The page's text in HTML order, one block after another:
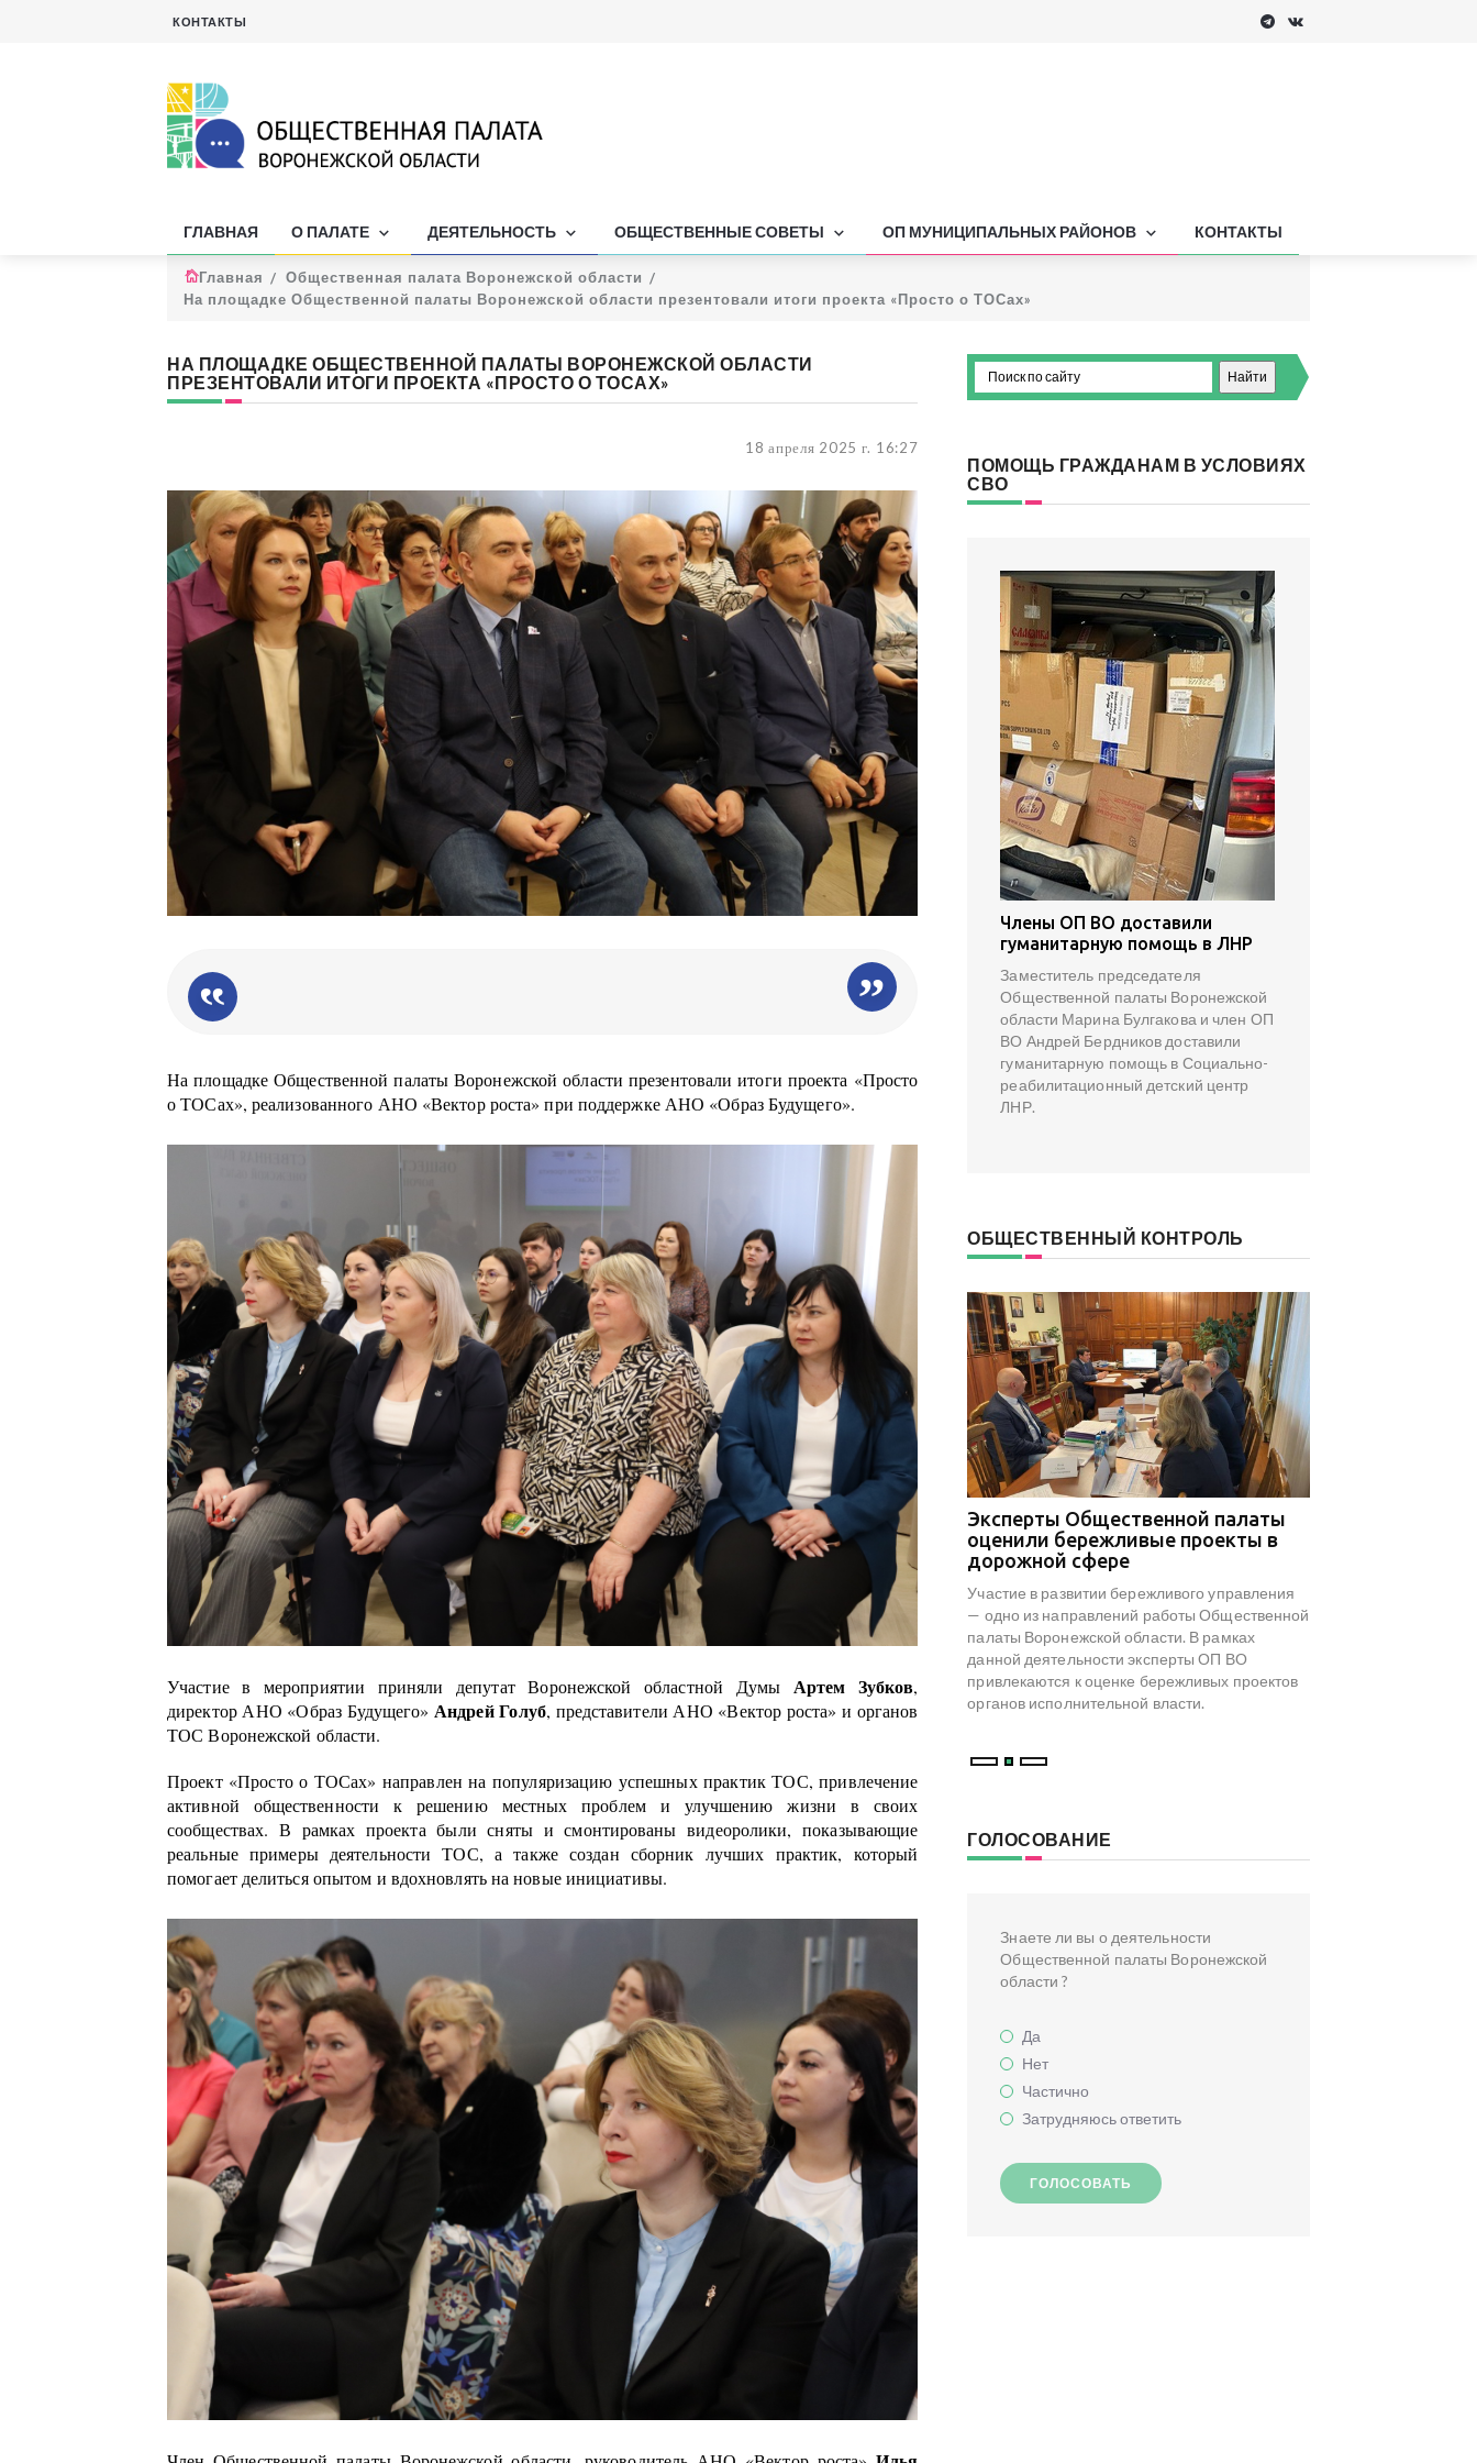
КОНТАКТЫ
ГЛАВНАЯ О ПАЛАТЕ ДЕЯТЕЛЬНОСТЬ ОБЩЕСТВЕННЫЕ СОВЕТЫ ОП МУНИЦИПАЛЬНЫХ РАЙОНОВ КОНТАКТЫ
Главная
Общественная палата Воронежской области
На площадке Общественной палаты Воронежской области презентовали итоги проекта «Просто о ТОСах»
НА ПЛОЩАДКЕ ОБЩЕСТВЕННОЙ ПАЛАТЫ ВОРОНЕЖСКОЙ ОБЛАСТИ
ПРЕЗЕНТОВАЛИ ИТОГИ ПРОЕКТА «ПРОСТО О ТОСАХ»
18 апреля 2025 г. 16:27
На площадке Общественной палаты Воронежской области презентовали итоги проекта «Просто
о ТОСах», реализованного АНО «Вектор роста» при поддержке АНО «Образ Будущего».
Участие в мероприятии приняли депутат Воронежской областной Думы Артем Зубков,
директор АНО «Образ Будущего» Андрей Голуб, представители АНО «Вектор роста» и органов
ТОС Воронежской области.
Проект «Просто о ТОСах» направлен на популяризацию успешных практик ТОС, привлечение
активной общественности к решению местных проблем и улучшению жизни в своих
сообществах. В рамках проекта были сняты и смонтированы видеоролики, показывающие
реальные примеры деятельности ТОС, а также создан сборник лучших практик, который
помогает делиться опытом и вдохновлять на новые инициативы.
ПОМОЩЬ ГРАЖДАНАМ В УСЛОВИЯХ
СВО
Члены ОП ВО доставили
гуманитарную помощь в ЛНР
Заместитель председателя
Общественной палаты Воронежской
области Марина Булгакова и член ОП
ВО Андрей Бердников доставили
гуманитарную помощь в Социально-
реабилитационный детский центр
ЛНР.
ОБЩЕСТВЕННЫЙ КОНТРОЛЬ
Представители фонда «Женщины
за жизнь» проверили женскую
консультацию в Воронеже
Фонд возглавляет заместитель председателя
комиссии по демографии, защите семьи,
детей и традиционных семейных ценностей
Москвитина.
Эксперты Общественной палаты
оценили бережливые проекты в
дорожной сфере
Участие в развитии бережливого управления
— одно из направлений работы Общественной
палаты Воронежской области. В рамках
данной деятельности эксперты ОП ВО
привлекаются к оценке бережливых проектов
органов исполнительной власти.
ГОЛОСОВАНИЕ
Знаете ли вы о деятельности
Общественной палаты Воронежской
области ?
Да
Нет
Частично
Затрудняюсь ответить
ГОЛОСОВАТЬ